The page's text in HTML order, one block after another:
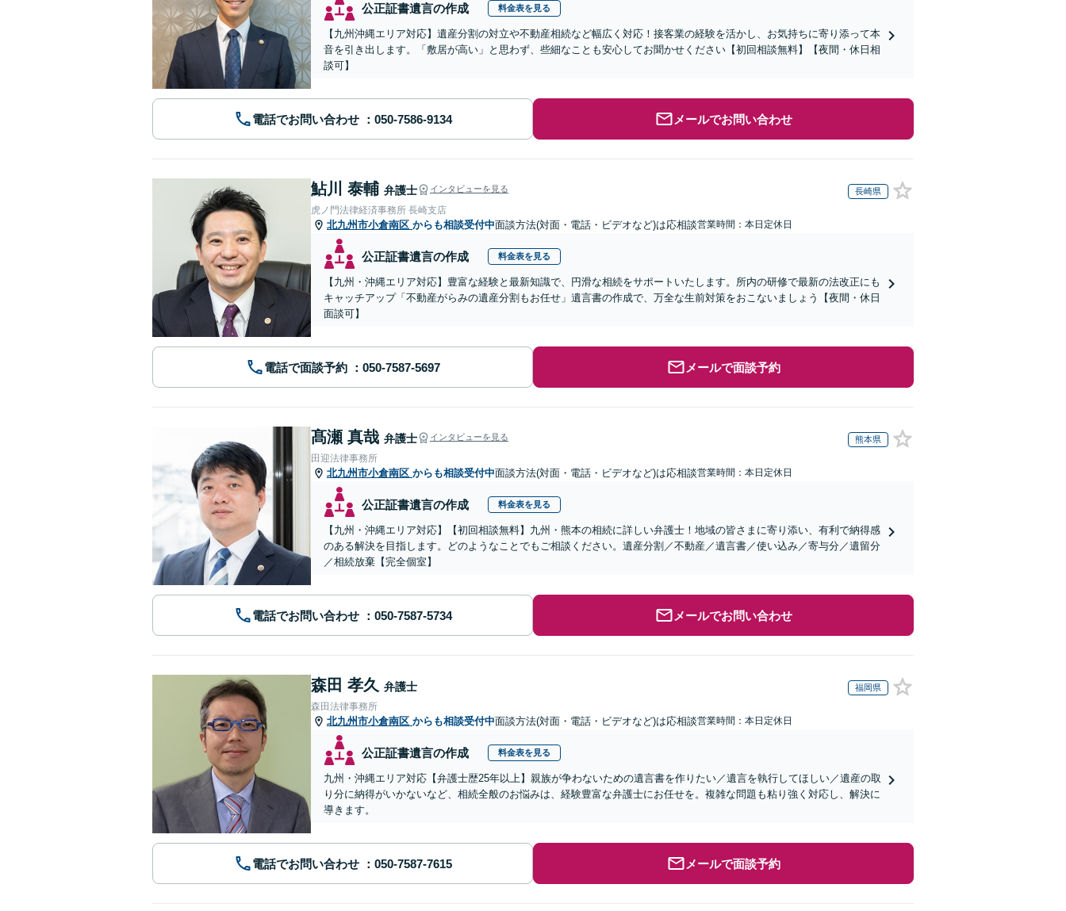
公正証書遺言の作成 料金表を見る
【九州沖縄エリア対応】遺産分割の対立や不動産相続など幅広く対応！接客業の経験を活かし、お気持ちに寄り添って本
音を引き出します。「敷居が高い」と思わず、些細なことも安心してお聞かせください【初回相談無料】【夜間・休日相
談可】
電話でお問い合わせ メールでお問い合わせ
鮎川 泰輔 弁護士 インタビューを見る 長崎県
虎ノ門法律経済事務所 長崎支店
北九州市小倉南区 からも相談受付中面談方法(対面・電話・ビデオなど)は応相談営業時間：本日定休日
公正証書遺言の作成 料金表を見る
【九州・沖縄エリア対応】豊富な経験と最新知識で、円滑な相続をサポートいたします。所内の研修で最新の法改正にも
キャッチアップ「不動産がらみの遺産分割もお任せ」遺言書の作成で、万全な生前対策をおこないましょう【夜間・休日
面談可】
電話で面談予約 メールで面談予約
髙瀬 真哉 弁護士 インタビューを見る 熊本県
田迎法律事務所
北九州市小倉南区 からも相談受付中面談方法(対面・電話・ビデオなど)は応相談営業時間：本日定休日
公正証書遺言の作成 料金表を見る
【九州・沖縄エリア対応】【初回相談無料】九州・熊本の相続に詳しい弁護士！地域の皆さまに寄り添い、有利で納得感
のある解決を目指します。どのようなことでもご相談ください。遺産分割／不動産／遺言書／使い込み／寄与分／遺留分
／相続放棄【完全個室】
電話でお問い合わせ メールでお問い合わせ
森田 孝久 弁護士 福岡県
森田法律事務所
北九州市小倉南区 からも相談受付中面談方法(対面・電話・ビデオなど)は応相談営業時間：本日定休日
公正証書遺言の作成 料金表を見る
九州・沖縄エリア対応【弁護士歴25年以上】親族が争わないための遺言書を作りたい／遺言を執行してほしい／遺産の取
り分に納得がいかないなど、相続全般のお悩みは、経験豊富な弁護士にお任せを。複雑な問題も粘り強く対応し、解決に
導きます。
電話でお問い合わせ メールで面談予約